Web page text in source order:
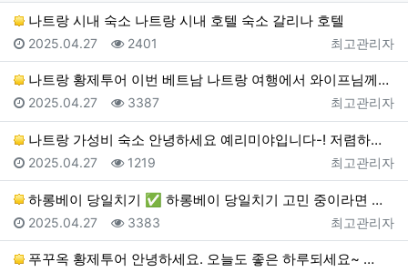
나트랑 시내 숙소 나트랑 시내 호텔 숙소 갈리나 호텔
등록자
최고관리자
등록일
2025.04.27 조회
2401
나트랑 황제투어 이번 베트남 나트랑 여행에서 와이프님께…
등록자
최고관리자
등록일
2025.04.27 조회
3387
나트랑 가성비 숙소 안녕하세요 예리미야입니다-! 저렴하…
등록자
최고관리자
등록일
2025.04.27 조회
1219
하롱베이 당일치기 ✅ 하롱베이 당일치기 고민 중이라면 …
등록자
최고관리자
등록일
2025.04.27 조회
3383
푸꾸옥 황제투어 안녕하세요. 오늘도 좋은 하루되세요~ …